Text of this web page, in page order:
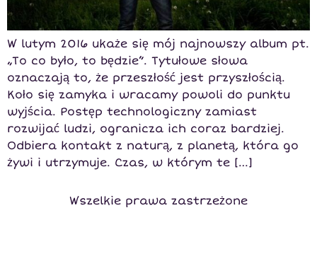
W lutym 2016 ukaże się mój najnowszy album pt.
„To co było, to będzie”. Tytułowe słowa
oznaczają to, że przeszłość jest przyszłością.
Koło się zamyka i wracamy powoli do punktu
wyjścia. Postęp technologiczny zamiast
rozwijać ludzi, ogranicza ich coraz bardziej.
Odbiera kontakt z naturą, z planetą, która go
żywi i utrzymuje. Czas, w którym te […]
Wszelkie prawa zastrzeżone